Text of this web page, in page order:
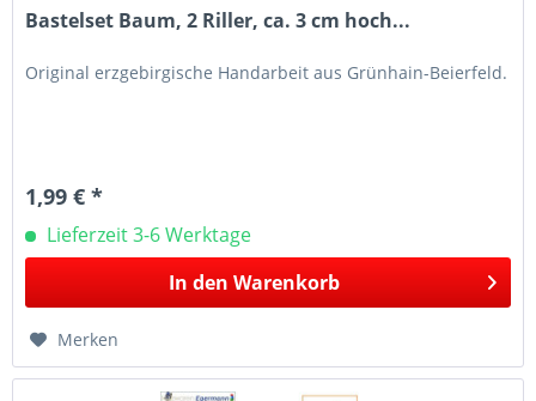
Bastelset Baum, 2 Riller, ca. 3 cm hoch...
Original erzgebirgische Handarbeit aus Grünhain-Beierfeld.
1,99 € *
Lieferzeit 3-6 Werktage
In den Warenkorb
Merken